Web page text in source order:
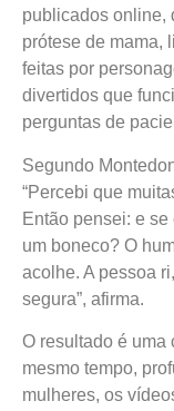
publicados online,
prótese de mama,
feitas por
divertidos que
perguntas de
Segundo
“Percebi que
Então pensei: e
um boneco? O
acolhe. A pessoa
segura”, afirma.
O resultado é uma
mesmo tempo,
mulheres, os